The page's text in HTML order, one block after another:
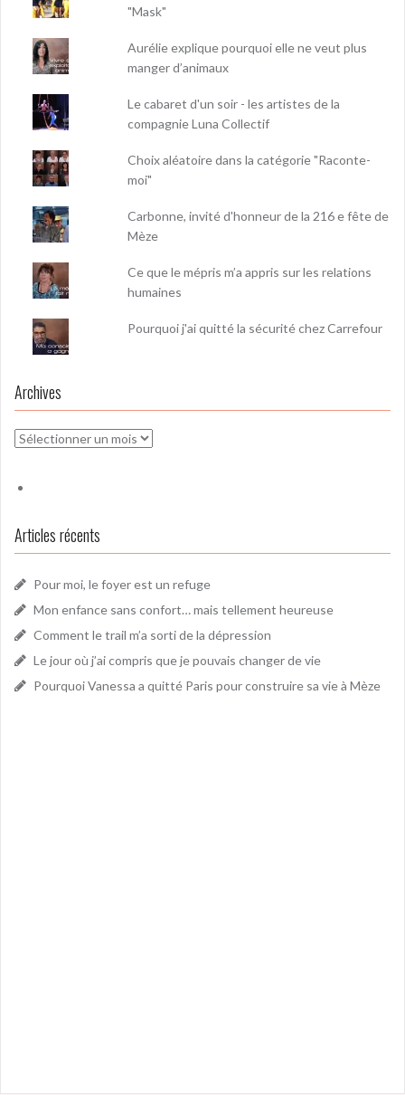
"Mask"
Aurélie explique pourquoi elle ne veut plus
manger d’animaux
Le cabaret d'un soir - les artistes de la
compagnie Luna Collectif
Choix aléatoire dans la catégorie "Raconte-
moi"
Carbonne, invité d'honneur de la 216 e fête de
Mèze
Ce que le mépris m’a appris sur les relations
humaines
Pourquoi j'ai quitté la sécurité chez Carrefour
Archives
Archives
Articles récents
Pour moi, le foyer est un refuge
Mon enfance sans confort… mais tellement heureuse
Comment le trail m’a sorti de la dépression
Le jour où j’ai compris que je pouvais changer de vie
Pourquoi Vanessa a quitté Paris pour construire sa vie à Mèze